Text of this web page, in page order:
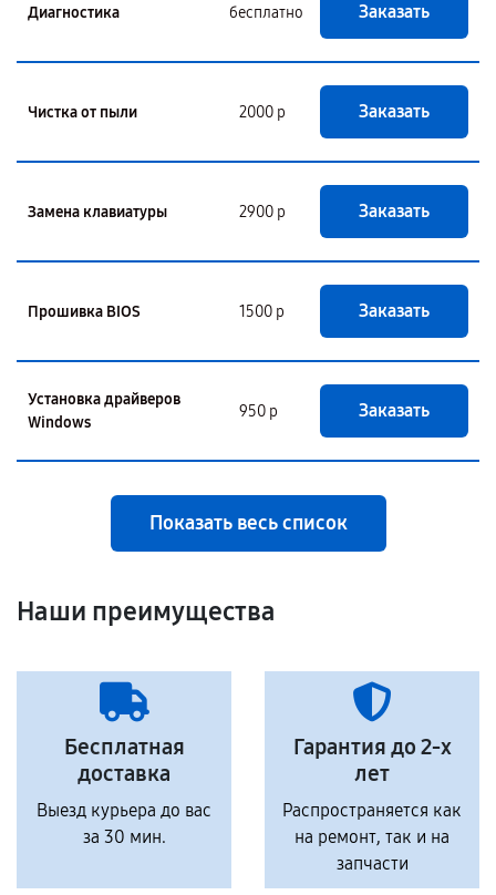
Диагностика бесплатно Заказать
Чистка от пыли 2000 р Заказать
Замена клавиатуры 2900 р Заказать
Прошивка BIOS 1500 р Заказать
Установка драйверов
Windows
950 р Заказать
Показать весь список
Наши преимущества
Бесплатная
доставка
Выезд курьера до вас
за 30 мин.
Гарантия до 2-х
лет
Распространяется как
на ремонт, так и на
запчасти